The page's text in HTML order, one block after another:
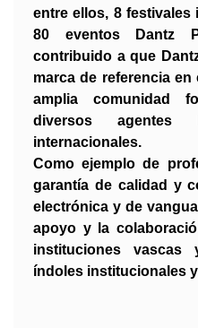
entre ellos, 8 festivales
80 eventos Dantz
contribuido a que
marca de referencia
amplia comunidad
diversos agentes
internacionales.
Como ejemplo de
garantía de calidad y
electrónica y de
apoyo y la
instituciones
índoles institucionales